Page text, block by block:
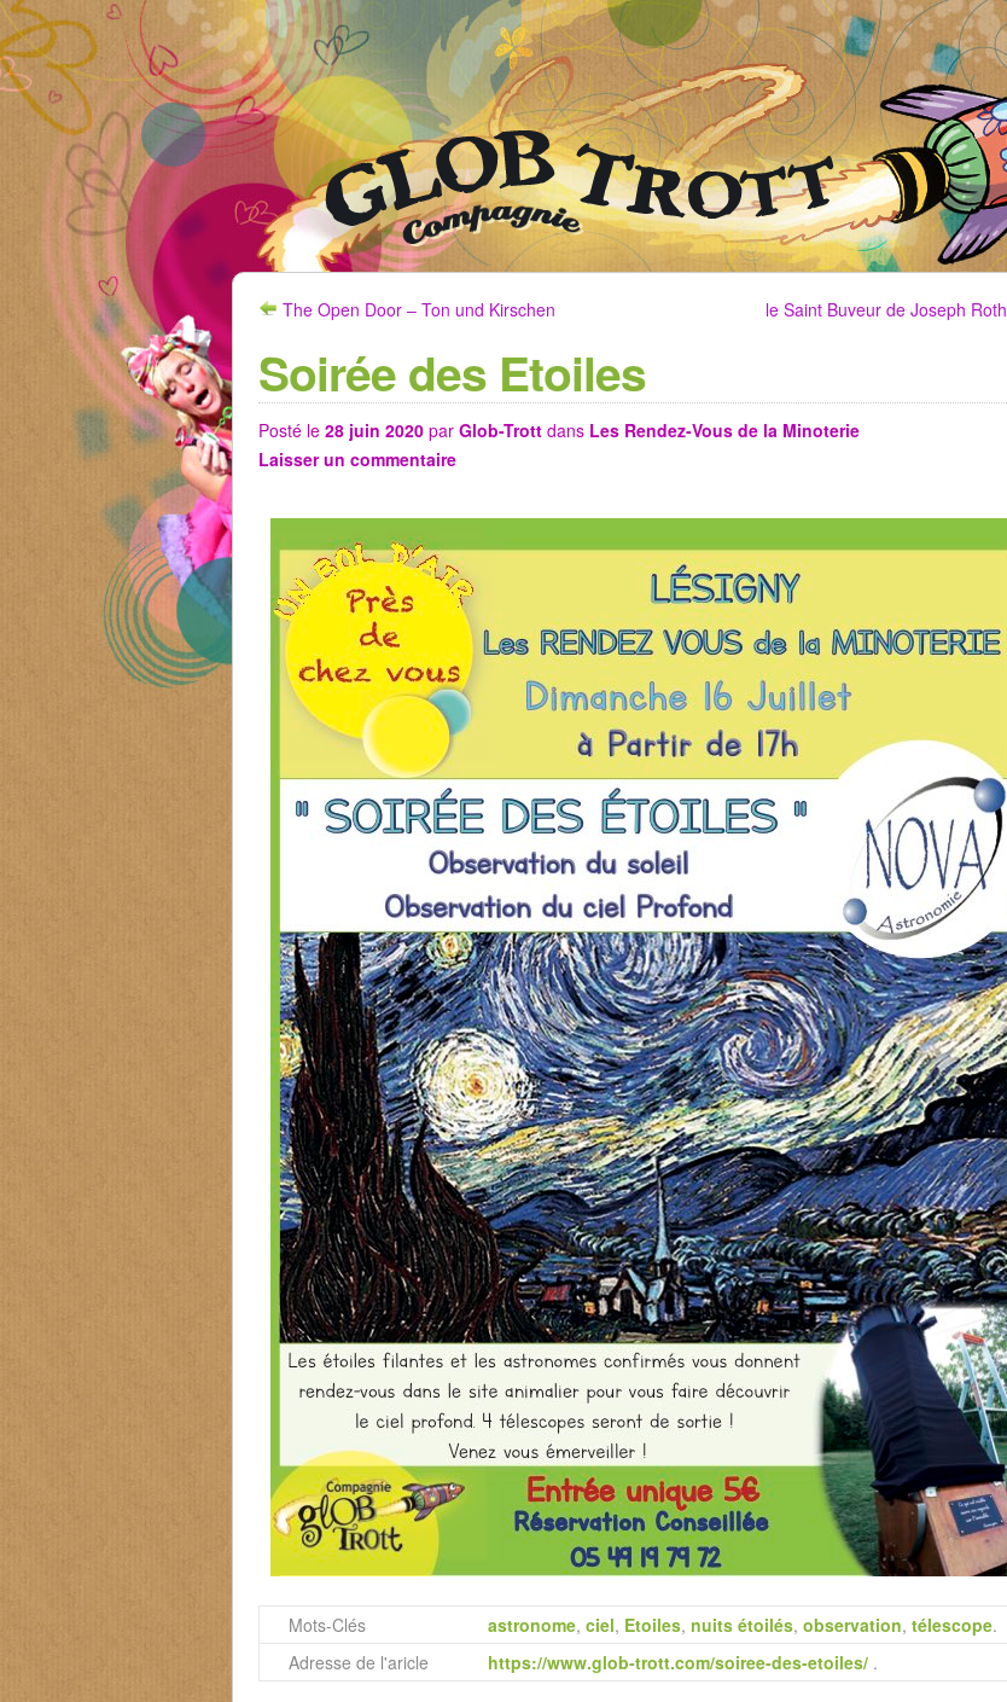
The Open Door – Ton und Kirschen le Saint Buveur de Joseph Roth
Soirée des Etoiles
Posté le 28 juin 2020 par Glob-Trott dans Les Rendez-Vous de la Minoterie
Laisser un commentaire
Mots-Clés astronome, ciel, Etoiles, nuits étoilés, observation, télescope.
Adresse de l'aricle
https://www.glob-trott.com/soiree-des-etoiles/ .